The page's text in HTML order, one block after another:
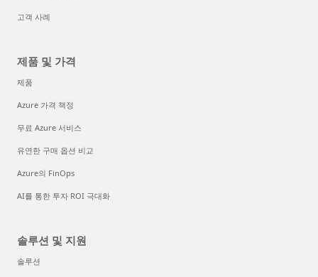
고객 사례
제품 및 가격
제품
Azure 가격 책정
무료 Azure 서비스
유연한 구매 옵션 비교
Azure의 FinOps
AI를 통한 투자 ROI 극대화
솔루션 및 지원
솔루션